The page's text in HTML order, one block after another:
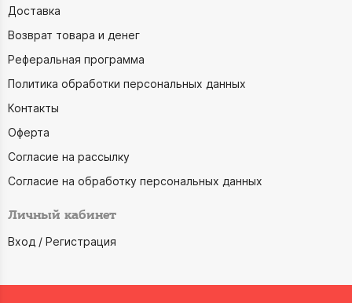
Доставка
Возврат товара и денег
Реферальная программа
Политика обработки персональных данных
Контакты
Оферта
Согласие на рассылку
Согласие на обработку персональных данных
Личный кабинет
Вход / Регистрация